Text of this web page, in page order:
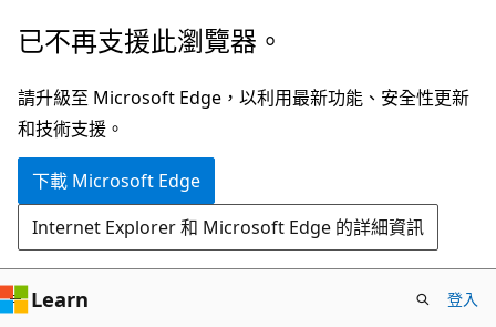
跳
主
要
內
跳
頁
面
內
覽
已不再支援此瀏覽器。
請升級至 Microsoft Edge，以利用最新功能、安全性更新
和技術支援。
下載 Microsoft Edge
Internet Explorer 和 Microsoft Edge 的詳細資訊
Learn 登入